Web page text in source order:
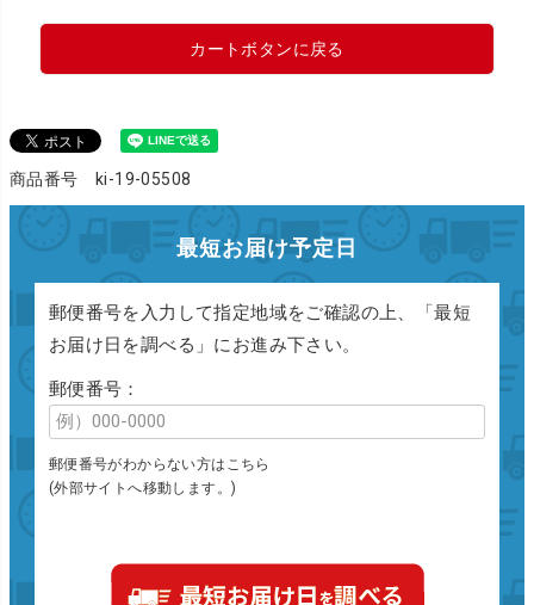
カートボタンに戻る
商品番号 ki-19-05508
最短お届け予定日
郵便番号を入力して指定地域をご確認の上、「最短
お届け日を調べる」にお進み下さい。
郵便番号：
郵便番号がわからない方はこちら
(外部サイトへ移動します。)